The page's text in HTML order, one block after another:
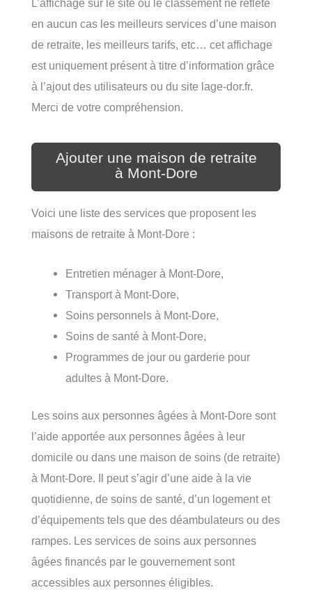
en aucun cas les meilleurs services d’une maison
de retraite, les meilleurs tarifs, etc… cet affichage
est uniquement présent à titre d’information grâce
à l’ajout des utilisateurs ou du site lage-dor.fr.
Merci de votre compréhension.
Ajouter une maison de retraite
à Mont-Dore
Voici une liste des services que proposent les
maisons de retraite à Mont-Dore :
Entretien ménager à Mont-Dore,
Transport à Mont-Dore,
Soins personnels à Mont-Dore,
Soins de santé à Mont-Dore,
Programmes de jour ou garderie pour
adultes à Mont-Dore.
Les soins aux personnes âgées à Mont-Dore sont
l’aide apportée aux personnes âgées à leur
domicile ou dans une maison de soins (de retraite)
à Mont-Dore. Il peut s’agir d’une aide à la vie
quotidienne, de soins de santé, d’un logement et
d’équipements tels que des déambulateurs ou des
rampes. Les services de soins aux personnes
âgées financés par le gouvernement sont
accessibles aux personnes éligibles.